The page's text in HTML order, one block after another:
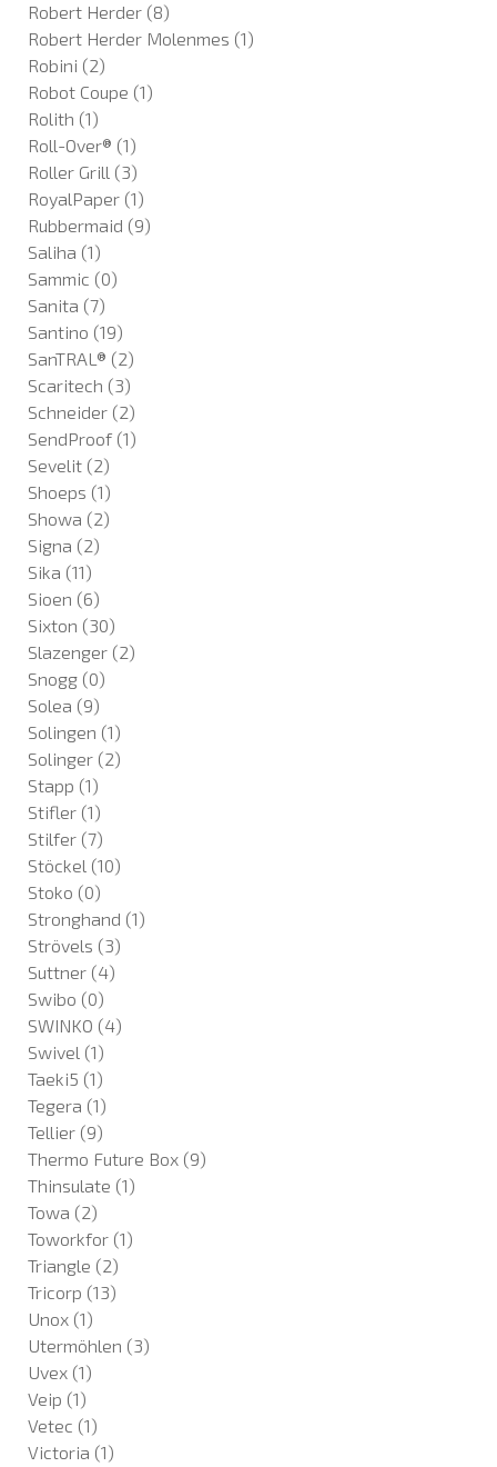
Robert Herder (8)
Robert Herder Molenmes (1)
Robini (2)
Robot Coupe (1)
Rolith (1)
Roll-Over® (1)
Roller Grill (3)
RoyalPaper (1)
Rubbermaid (9)
Saliha (1)
Sammic (0)
Sanita (7)
Santino (19)
SanTRAL® (2)
Scaritech (3)
Schneider (2)
SendProof (1)
Sevelit (2)
Shoeps (1)
Showa (2)
Signa (2)
Sika (11)
Sioen (6)
Sixton (30)
Slazenger (2)
Snogg (0)
Solea (9)
Solingen (1)
Solinger (2)
Stapp (1)
Stifler (1)
Stilfer (7)
Stöckel (10)
Stoko (0)
Stronghand (1)
Strövels (3)
Suttner (4)
Swibo (0)
SWINKO (4)
Swivel (1)
Taeki5 (1)
Tegera (1)
Tellier (9)
Thermo Future Box (9)
Thinsulate (1)
Towa (2)
Toworkfor (1)
Triangle (2)
Tricorp (13)
Unox (1)
Utermöhlen (3)
Uvex (1)
Veip (1)
Vetec (1)
Victoria (1)